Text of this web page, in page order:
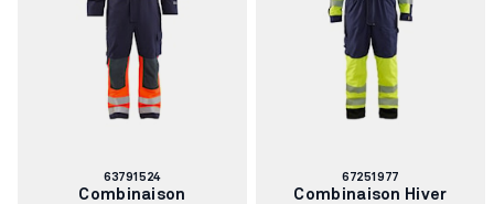
Numéro
d'article:
63791524
Combinaison
Numéro
d'article:
67251977
Combinaison Hiver